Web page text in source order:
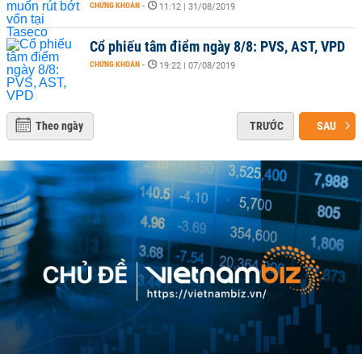
CHỨNG KHOÁN - 11:12 | 31/08/2019
Cổ phiếu tâm điểm ngày 8/8: PVS, AST, VPD
CHỨNG KHOÁN - 19:22 | 07/08/2019
Theo ngày TRƯỚC SAU